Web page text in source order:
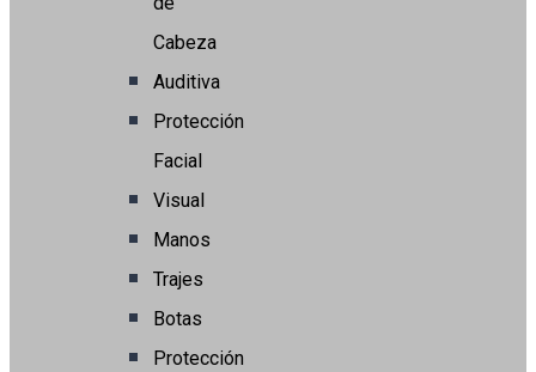
Cabeza
Auditiva
Protección
Facial
Visual
Manos
Trajes
Botas
Protección